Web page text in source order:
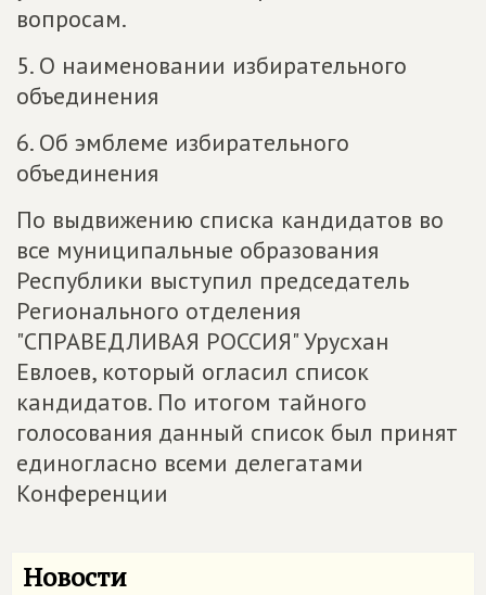
вопросам.
5. О наименовании избирательного
объединения
6. Об эмблеме избирательного
объединения
По выдвижению списка кандидатов во
все муниципальные образования
Республики выступил председатель
Регионального отделения
"СПРАВЕДЛИВАЯ РОССИЯ" Урусхан
Евлоев, который огласил список
кандидатов. По итогом тайного
голосования данный список был принят
единогласно всеми делегатами
Конференции
Новости